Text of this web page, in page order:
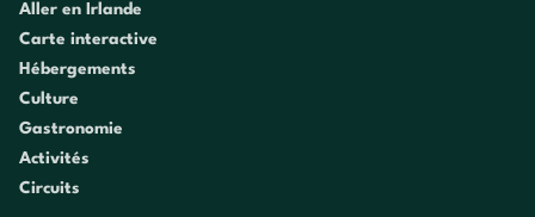
Aller en Irlande
Carte interactive
Hébergements
Culture
Gastronomie
Activités
Circuits